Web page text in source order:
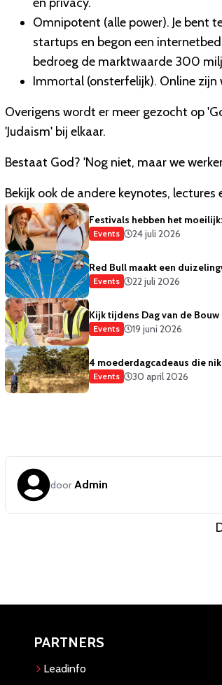
Omnipotent (alle power). Je bent
startups en begon een
bedroeg de marktwaarde 300
Immortal (onsterfelijk). Online
Overigens wordt er meer gezocht op
'Judaism' bij elkaar.
Bestaat God? 'Nog niet, maar we
Bekijk ook de andere keynotes, lectures
Festivals hebben het
Events 24 juli 2026
Red Bull maakt een
Events 22 juli 2026
Kijk tijdens Dag van de
Events 19 juni 2026
4 moederdagcadeaus die
Events 30 april 2026
door Admin
PARTNERS
Leadinfo